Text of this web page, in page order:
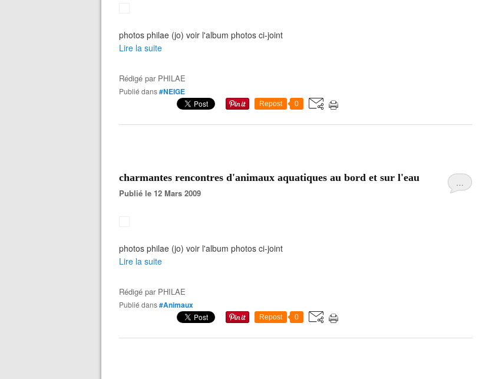
photos philae (jo) voir l'album photos ci-joint
Lire la suite
Rédigé par PHILAE
Publié dans#NEIGE
Repost 0
…
charmantes rencontres d'animaux aquatiques au bord et sur l'eau
Publié le 12 Mars 2009
photos philae (jo) voir l'album photos ci-joint
Lire la suite
Rédigé par PHILAE
Publié dans#Animaux
Repost 0